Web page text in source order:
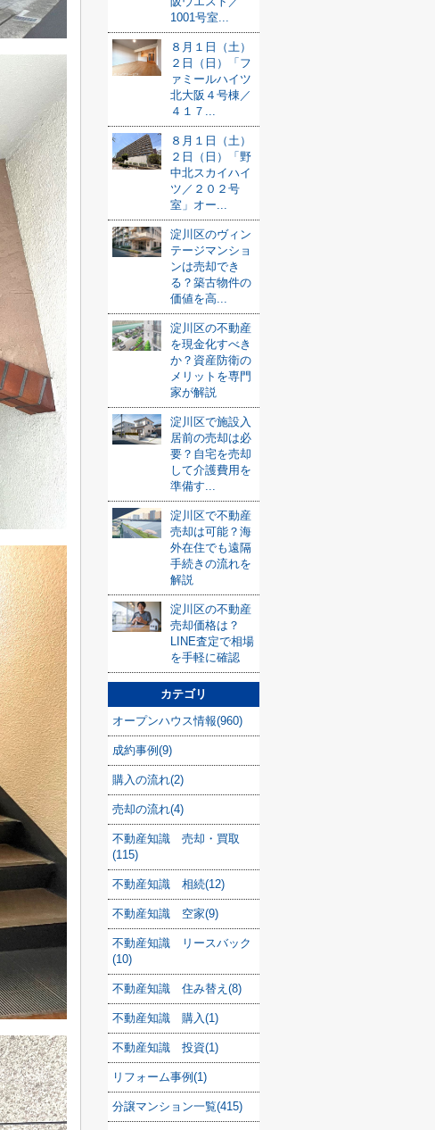
1001号室...
８月１日（土）
２日（日）「フ
ァミールハイツ
北大阪４号棟／
４１７...
８月１日（土）
２日（日）「野
中北スカイハイ
ツ／２０２号
室」オー...
淀川区のヴィン
テージマンショ
ンは売却でき
る？築古物件の
価値を高...
淀川区の不動産
を現金化すべき
か？資産防衛の
メリットを専門
家が解説
淀川区で施設入
居前の売却は必
要？自宅を売却
して介護費用を
準備す...
淀川区で不動産
売却は可能？海
外在住でも遠隔
手続きの流れを
解説
淀川区の不動産
売却価格は？
LINE査定で相場
を手軽に確認
カテゴリ
オープンハウス情報(960)
成約事例(9)
購入の流れ(2)
売却の流れ(4)
不動産知識 売却・買取
(115)
不動産知識 相続(12)
不動産知識 空家(9)
不動産知識 リースバック
(10)
不動産知識 住み替え(8)
不動産知識 購入(1)
不動産知識 投資(1)
リフォーム事例(1)
分譲マンション一覧(415)